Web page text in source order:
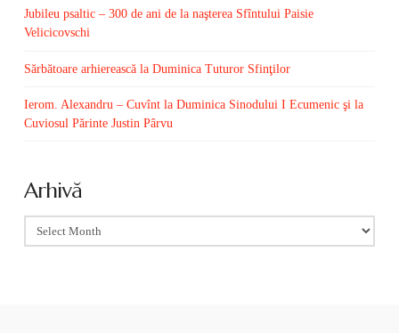
Jubileu psaltic – 300 de ani de la naşterea Sfîntului Paisie
Velicicovschi
Sărbătoare arhierească la Duminica Tuturor Sfinţilor
Ierom. Alexandru – Cuvînt la Duminica Sinodului I Ecumenic şi la
Cuviosul Părinte Justin Pârvu
Arhivă
Arhivă